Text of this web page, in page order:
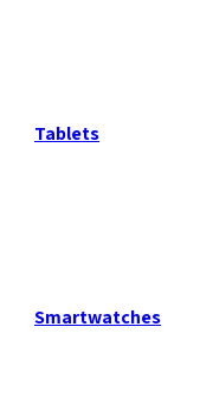
Tablets
Smartwatches